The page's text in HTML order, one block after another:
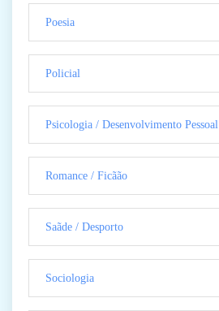
Poesia
Policial
Psicologia / Desenvolvimento Pessoal
Romance / Ficãão
Saãde / Desporto
Sociologia